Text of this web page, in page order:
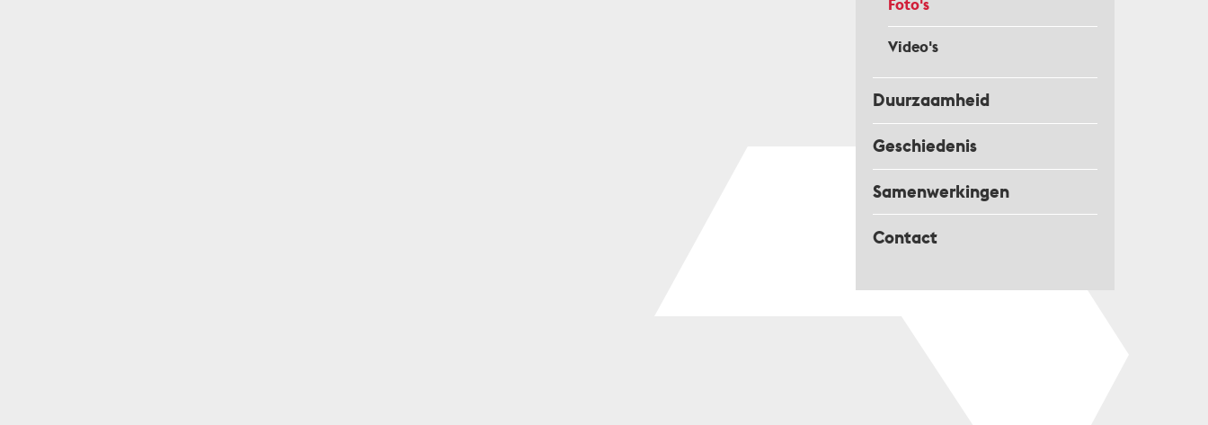
Foto's
Video's
Duurzaamheid
Geschiedenis
Samenwerkingen
Contact